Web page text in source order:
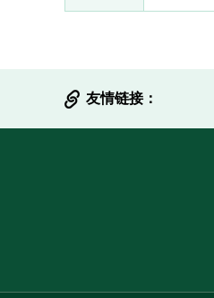
友情链接：